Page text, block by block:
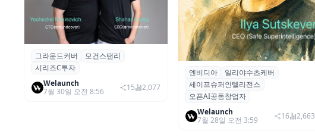
클라우드 모니터링 스타트업 그라
운드커버, 1억 달러 시리즈 C 투자
유치
그라운드커버
모건스탠리
시리즈C투자
Welaunch
7월 30일 오전 8:56
15 2,077
엔비디아, 오픈AI 공동 창업자가 설
립한 AI 스타트업에 50억 달러 투
자
엔비디아
일리야수츠케버
세이프슈퍼인텔리전스
오픈AI공동창업자
Welaunch
7월 28일 오전 3:59
16 2,663